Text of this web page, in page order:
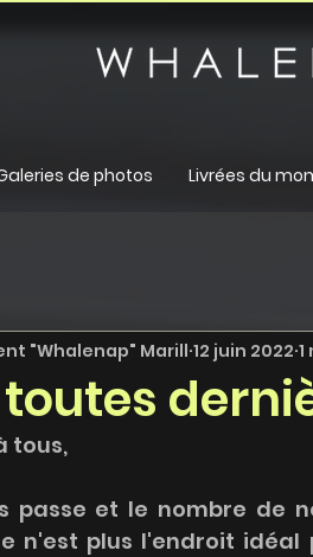
de photos Livrées du
toutes
"Whalenap" Marill 12 juin 2022
tous,
passe et le nombre de
n'est plus l'endroit idéal